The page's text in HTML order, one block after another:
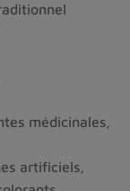
médicinales,
artificiels,